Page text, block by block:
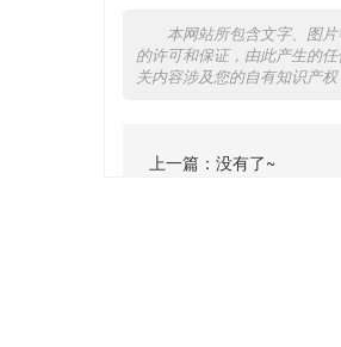
本网站所包含文字、图
的许可和保证，由此产生的
关内容涉及您的自有知识产
上一篇：没有了~